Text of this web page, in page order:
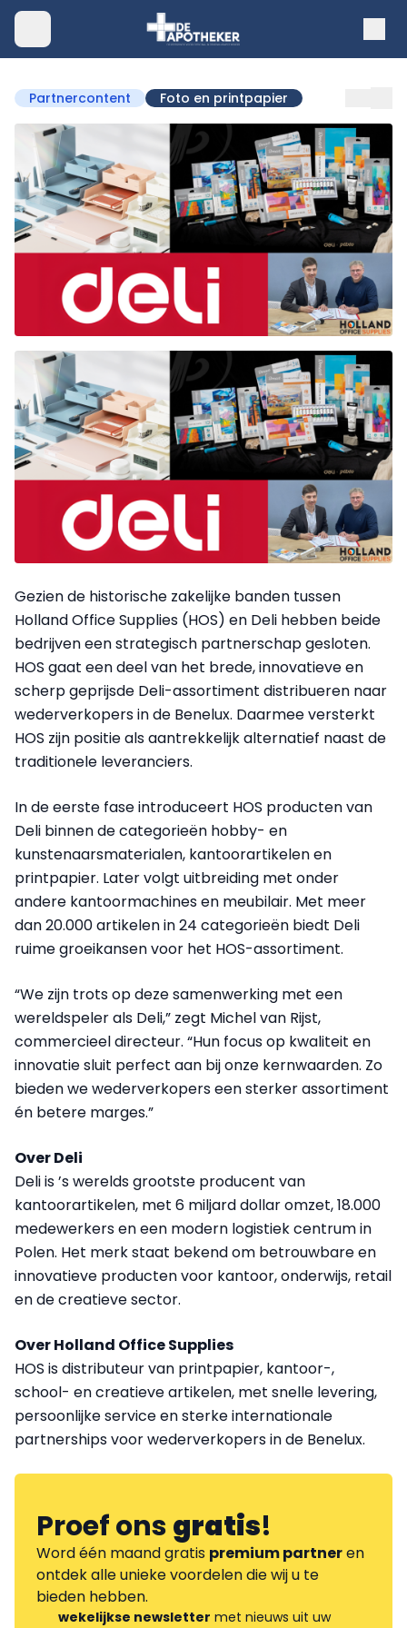
Partnercontent Foto en printpapier
Gezien de historische zakelijke banden tussen
Holland Office Supplies (HOS) en Deli hebben beide
bedrijven een strategisch partnerschap gesloten.
HOS gaat een deel van het brede, innovatieve en
scherp geprijsde Deli-assortiment distribueren naar
wederverkopers in de Benelux. Daarmee versterkt
HOS zijn positie als aantrekkelijk alternatief naast de
traditionele leveranciers.
In de eerste fase introduceert HOS producten van
Deli binnen de categorieën hobby- en
kunstenaarsmaterialen, kantoorartikelen en
printpapier. Later volgt uitbreiding met onder
andere kantoormachines en meubilair. Met meer
dan 20.000 artikelen in 24 categorieën biedt Deli
ruime groeikansen voor het HOS-assortiment.
“We zijn trots op deze samenwerking met een
wereldspeler als Deli,” zegt Michel van Rijst,
commercieel directeur. “Hun focus op kwaliteit en
innovatie sluit perfect aan bij onze kernwaarden. Zo
bieden we wederverkopers een sterker assortiment
én betere marges.”
Over Deli
Deli is ’s werelds grootste producent van
kantoorartikelen, met 6 miljard dollar omzet, 18.000
medewerkers en een modern logistiek centrum in
Polen. Het merk staat bekend om betrouwbare en
innovatieve producten voor kantoor, onderwijs, retail
en de creatieve sector.
Over Holland Office Supplies
HOS is distributeur van printpapier, kantoor-,
school- en creatieve artikelen, met snelle levering,
persoonlijke service en sterke internationale
partnerships voor wederverkopers in de Benelux.
Proef onsgratis!
Word één maand gratis premium partneren
ontdek alle unieke voordelen die wij u te
bieden hebben.
wekelijkse newsletter met nieuws uit uw